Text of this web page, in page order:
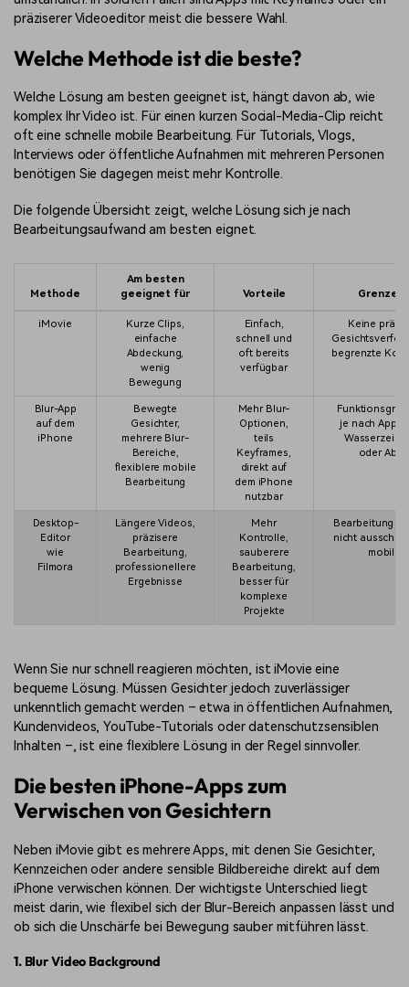
präziserer Videoeditor meist die bessere Wahl.
Welche Methode ist die beste?
Welche Lösung am besten geeignet ist, hängt davon ab, wie
komplex Ihr Video ist. Für einen kurzen Social-Media-Clip reicht
oft eine schnelle mobile Bearbeitung. Für Tutorials, Vlogs,
Interviews oder öffentliche Aufnahmen mit mehreren Personen
benötigen Sie dagegen meist mehr Kontrolle.
Die folgende Übersicht zeigt, welche Lösung sich je nach
Bearbeitungsaufwand am besten eignet.
Methode
Am besten
geeignet für
Vorteile Grenzen
iMovie
Kurze Clips,
einfache
Abdeckung,
wenig
Bewegung
Einfach,
schnell und
oft bereits
verfügbar
Keine
begrenzte
Blur-App
auf dem
iPhone
Bewegte
Gesichter,
mehrere Blur-
Bereiche,
flexiblere mobile
Bearbeitung
Mehr Blur-
Optionen,
teils
Keyframes,
direkt auf
dem iPhone
nutzbar
je nach App,
oder Abo
Desktop-
Editor
wie
Filmora
Längere Videos,
präzisere
Bearbeitung,
professionellere
Ergebnisse
Mehr
Kontrolle,
sauberere
Bearbeitung,
besser für
komplexe
Projekte
Bearbeitung
nicht
mobil
Wenn Sie nur schnell reagieren möchten, ist iMovie eine
bequeme Lösung. Müssen Gesichter jedoch zuverlässiger
unkenntlich gemacht werden – etwa in öffentlichen Aufnahmen,
Kundenvideos, YouTube-Tutorials oder datenschutzsensiblen
Inhalten –, ist eine flexiblere Lösung in der Regel sinnvoller.
Die besten iPhone-Apps zum
Verwischen von Gesichtern
Neben iMovie gibt es mehrere Apps, mit denen Sie Gesichter,
Kennzeichen oder andere sensible Bildbereiche direkt auf dem
iPhone verwischen können. Der wichtigste Unterschied liegt
meist darin, wie flexibel sich der Blur-Bereich anpassen lässt und
ob sich die Unschärfe bei Bewegung sauber mitführen lässt.
1. Blur Video Background